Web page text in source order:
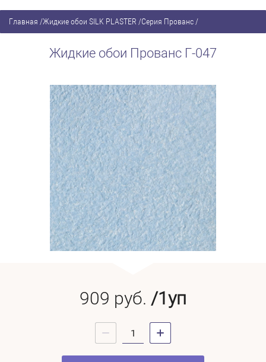
Главная /Жидкие обои SILK PLASTER /Серия Прованс/
Жидкие обои Прованс Г-047
909 руб. /1уп